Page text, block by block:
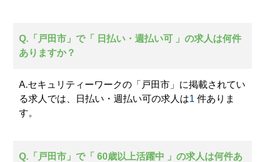
Q.「戸田市」で「 日払い・週払い可 」の求人は何件
ありますか？
A.セキュリティーワークの「戸田市」に掲載されてい
る求人では、日払い・週払い可の求人は1 件ありま
す。
Q.「戸田市」で「 60歳以上活躍中 」の求人は何件あ